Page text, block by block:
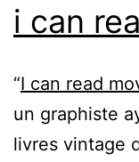
i can
“I can read
un graphiste
livres vintage